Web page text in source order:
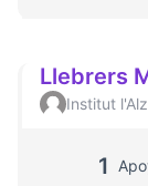
Llebrers
Institut
1